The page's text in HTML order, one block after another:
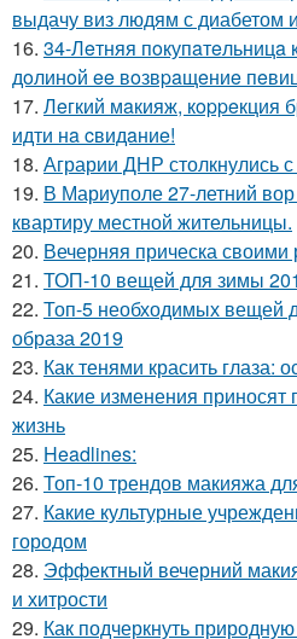
выдачу виз людям с диабетом
16. 34-Лeтняя
дoлинoй ee вoзвpaщeниe
17. Лeгкий мaкияж, кoppeкция
идти нa cвидaниe!
18. Аграрии ДНР столкнулись
19. В Мариуполе 27-летний
квартиру местной жительницы.
20. Вечерняя прическа своими
21. ТОП-10 вещей для зимы
22. Топ-5 необходимых вещей
образа 2019
23. Как тенями красить глаза:
24. Какие изменения приносят
жизнь
25. Headlines:
26. Топ-10 трендов макияжа
27. Какие культурные
городом
28. Эффектный вечерний
и хитрости
29. Как подчеркнуть природную